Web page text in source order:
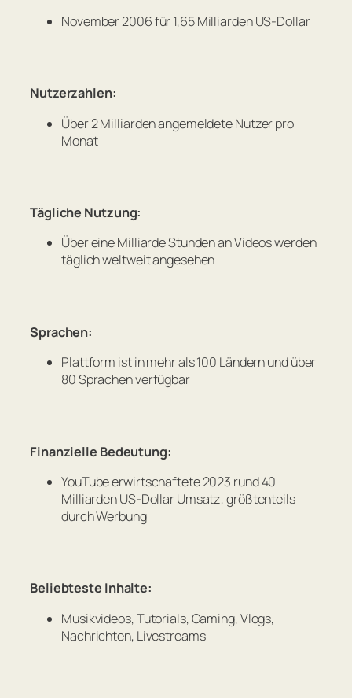
November 2006 für 1,65 Milliarden US-Dollar
Nutzerzahlen:
Über 2 Milliarden angemeldete Nutzer pro
Monat
Tägliche Nutzung:
Über eine Milliarde Stunden an Videos werden
täglich weltweit angesehen
Sprachen:
Plattform ist in mehr als 100 Ländern und über
80 Sprachen verfügbar
Finanzielle Bedeutung:
YouTube erwirtschaftete 2023 rund 40
Milliarden US-Dollar Umsatz, größtenteils
durch Werbung
Beliebteste Inhalte:
Musikvideos, Tutorials, Gaming, Vlogs,
Nachrichten, Livestreams